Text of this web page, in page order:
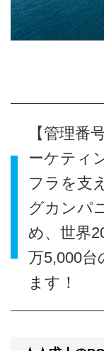
【管理番
ーケティ
フラを支
グカンパ
め、世界
万5,000台
ます！